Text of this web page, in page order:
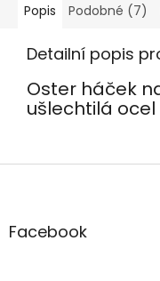
Popis Podobné (7)
Detailní popis
Oster háček
ušlechtilá ocel
Z
aFacebook